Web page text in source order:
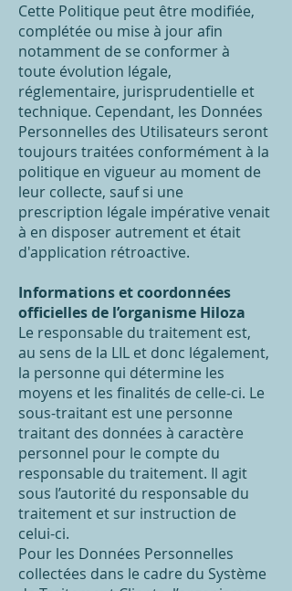
Cette Politique peut être modifiée,
complétée ou mise à jour afin
notamment de se conformer à
toute évolution légale,
réglementaire, jurisprudentielle et
technique. Cependant, les Données
Personnelles des Utilisateurs seront
toujours traitées conformément à la
politique en vigueur au moment de
leur collecte, sauf si une
prescription légale impérative venait
à en disposer autrement et était
d'application rétroactive.
Informations et coordonnées
officielles de l’organisme Hiloza
Le responsable du traitement est,
au sens de la LIL et donc légalement,
la personne qui détermine les
moyens et les finalités de celle-ci. Le
sous-traitant est une personne
traitant des données à caractère
personnel pour le compte du
responsable du traitement. Il agit
sous l’autorité du responsable du
traitement et sur instruction de
celui-ci.
Pour les Données Personnelles
collectées dans le cadre du Système